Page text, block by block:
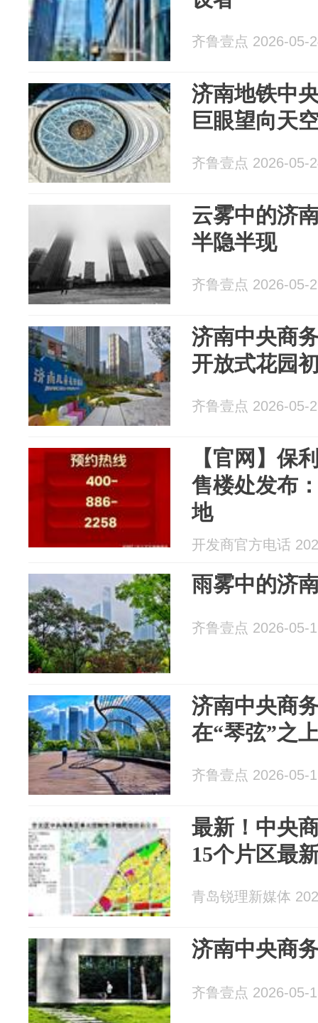
齐鲁壹点 2026-05-
济南地铁中
巨眼望向天
齐鲁壹点 2026-05-
云雾中的济
半隐半现
齐鲁壹点 2026-05-
济南中央商
开放式花园
齐鲁壹点 2026-05-
【官网】保
售楼处发布
地
开发商官方电话
雨雾中的济
齐鲁壹点 2026-05-
济南中央商
在“琴弦”之
齐鲁壹点 2026-05-
最新！中央
15个片区最
青岛锐理新媒体
济南中央商
齐鲁壹点 2026-05-